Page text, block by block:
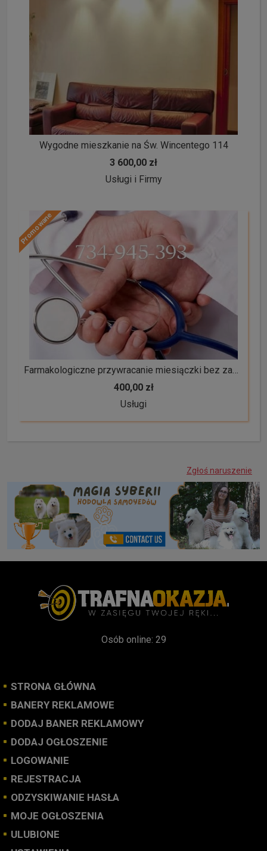
Wygodne mieszkanie na Św. Wincentego 114
3 600,00 zł
Usługi i Firmy
Promowane
400,00 zł
Usługi
Zgłoś naruszenie
Osób online: 29
STRONA GŁÓWNA
BANERY REKLAMOWE
DODAJ BANER REKLAMOWY
DODAJ OGŁOSZENIE
LOGOWANIE
REJESTRACJA
ODZYSKIWANIE HASŁA
MOJE OGŁOSZENIA
ULUBIONE